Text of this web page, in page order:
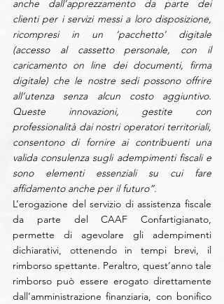
anche dall’apprezzamento da parte dei
clienti per i servizi messi a loro disposizione,
ricompresi in un ‘pacchetto’ digitale
(accesso al cassetto personale, con il
caricamento on line dei documenti, firma
digitale) che le nostre sedi possono offrire
all’utenza senza alcun costo aggiuntivo.
Queste innovazioni, gestite con
professionalità dai nostri operatori territoriali,
consentono di fornire ai contribuenti una
valida consulenza sugli adempimenti fiscali e
sono elementi essenziali su cui fare
affidamento anche per il futuro”.
L’erogazione del servizio di assistenza fiscale
da parte del CAAF Confartigianato,
permette di agevolare gli adempimenti
dichiarativi, ottenendo in tempi brevi, il
rimborso spettante. Peraltro, quest’anno tale
rimborso può essere erogato direttamente
dall’amministrazione finanziaria, con bonifico